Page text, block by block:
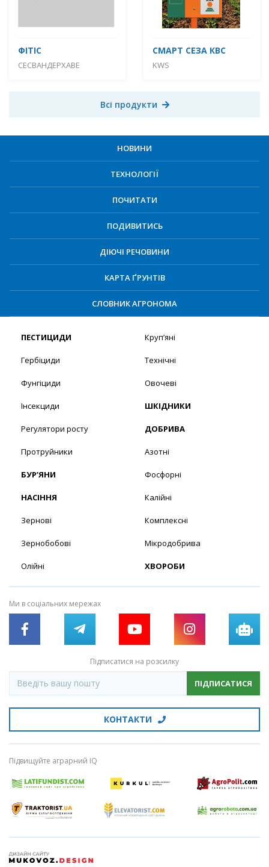
ФІТІС
СЕСВАНДЕРХАВЕ
СМАРТ СЕЗА КВС
KWS
Всі продукти
НОВИНИ
ТЕХНОЛОГІЇ
ПОЧИТАТИ
ПОДИВИТИСЬ
ДІЮЧІ РЕЧОВИНИ
КАРТА ҐРУНТІВ
СЛОВНИК АГРОНОМА
ПЕСТИЦИДИ
Гербіциди
Фунгіциди
Інсекциди
Регулятори росту
Протруйники
БУР’ЯНИ
НАСІННЯ
Зернові
Зернобобові
Олійні
Круп’яні
Технічні
Овочеві
ШКІДНИКИ
ДОБРИВА
Азотні
Фосфорні
Калійні
Комплексні
Мікродобрива
ХВОРОБИ
Ми в соціальних мережах
Підписатися на розсилку
ПІДПИСАТИСЯ
КОНТАКТИ
Підвищуйте аграрний IQ